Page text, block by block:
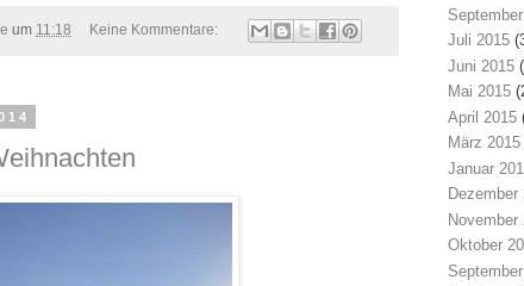
um 11:18 Keine Kommentare:
Juli 2015
Juni 2015
Mai 2015
April 2015
März 2015
Januar
Dezember
November
Oktober